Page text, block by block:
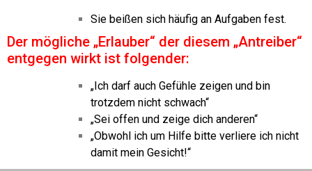
Sie beißen sich häufig an Aufgaben fest.
Der mögliche „Erlauber“ der diesem „Antreiber“
entgegen wirkt ist folgender:
„Ich darf auch Gefühle zeigen und bin
trotzdem nicht schwach“
„Sei offen und zeige dich anderen“
„Obwohl ich um Hilfe bitte verliere ich nicht
damit mein Gesicht!“